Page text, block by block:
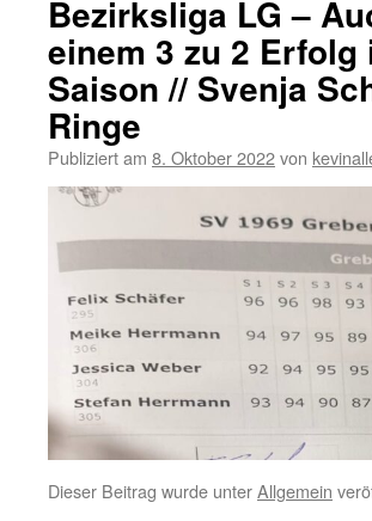
Bezirksliga LG –
einem 3 zu 2
Saison // Svenja
Ringe
Publiziert am 8. Oktober 2022von
Dieser Beitrag wurde unterAllgemein